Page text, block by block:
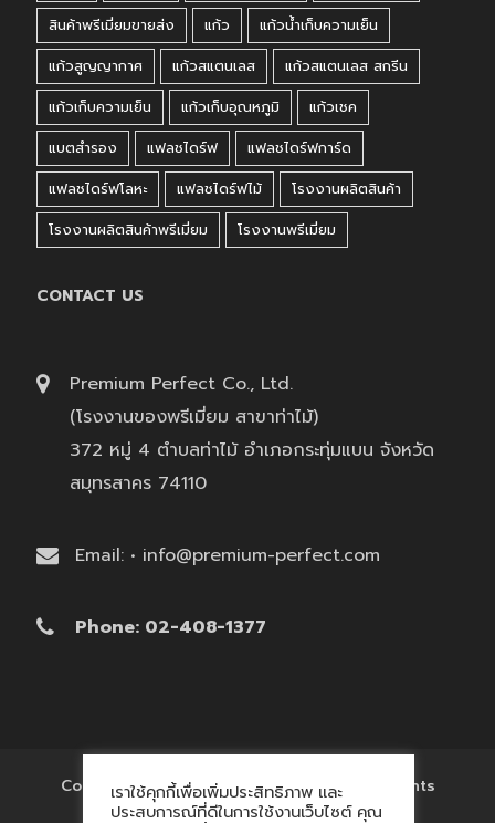
สินค้าพรีเมี่ยมขายส่ง
แก้ว
แก้วน้ำเก็บความเย็น
แก้วสูญญากาศ
แก้วสแตนเลส
แก้วสแตนเลส สกรีน
แก้วเก็บความเย็น
แก้วเก็บอุณหภูมิ
แก้วเชค
แบตสำรอง
แฟลชไดร์ฟ
แฟลชไดร์ฟการ์ด
แฟลชไดร์ฟโลหะ
แฟลชไดร์ฟไม้
โรงงานผลิตสินค้า
โรงงานผลิตสินค้าพรีเมี่ยม
โรงงานพรีเมี่ยม
CONTACT US
Premium Perfect Co., Ltd.
(โรงงานของพรีเมี่ยม สาขาท่าไม้)
372 หมู่ 4 ตำบลท่าไม้ อำเภอกระทุ่มแบน จังหวัด
สมุทรสาคร 74110
Email: • info@premium-perfect.com
Phone: 02-408-1377
Copyright © 2017 'โรงงานของพรีเมี่ยม' All Rights
Reserved.
เราใช้คุกกี้เพื่อเพิ่มประสิทธิภาพ และ
ประสบการณ์ที่ดีในการใช้งานเว็บไซต์ คุณ